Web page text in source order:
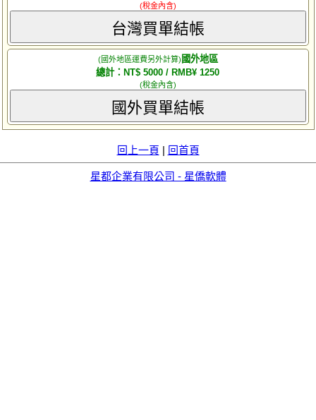
(稅金內含)
台灣買單結帳
(國外地區運費另外計算) 國外地區
總計：NT$ 5000 / RMB¥ 1250
(稅金內含)
國外買單結帳
回上一頁 | 回首頁
星都企業有限公司 - 星僑軟體